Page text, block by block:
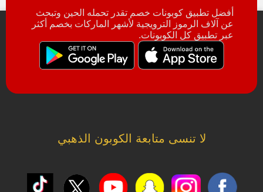
أفضل تطبيق كوبونات خصم تقدر تحمله الحين وتبحث
عن آلاف الرموز الترويجية لأشهر الماركات بخصم أكثر
عبر تطبيق كل الكوبونات.
لا تنسى متابعة الكوبون الذهبي